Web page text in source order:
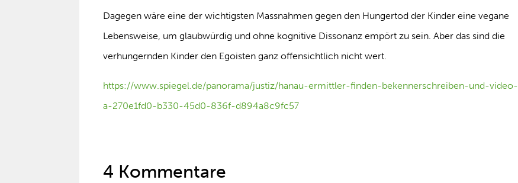
Dagegen wäre eine der wichtigsten Massnahmen gegen den Hungertod der Kinder eine vegane
Lebensweise, um glaubwürdig und ohne kognitive Dissonanz empört zu sein. Aber das sind die
verhungernden Kinder den Egoisten ganz offensichtlich nicht wert.
https://www.spiegel.de/panorama/justiz/hanau-ermittler-finden-bekennerschreiben-und-video-
a-270e1fd0-b330-45d0-836f-d894a8c9fc57
4 Kommentare